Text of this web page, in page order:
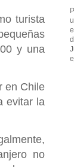
turista
y una
en Chile
evitar la
no